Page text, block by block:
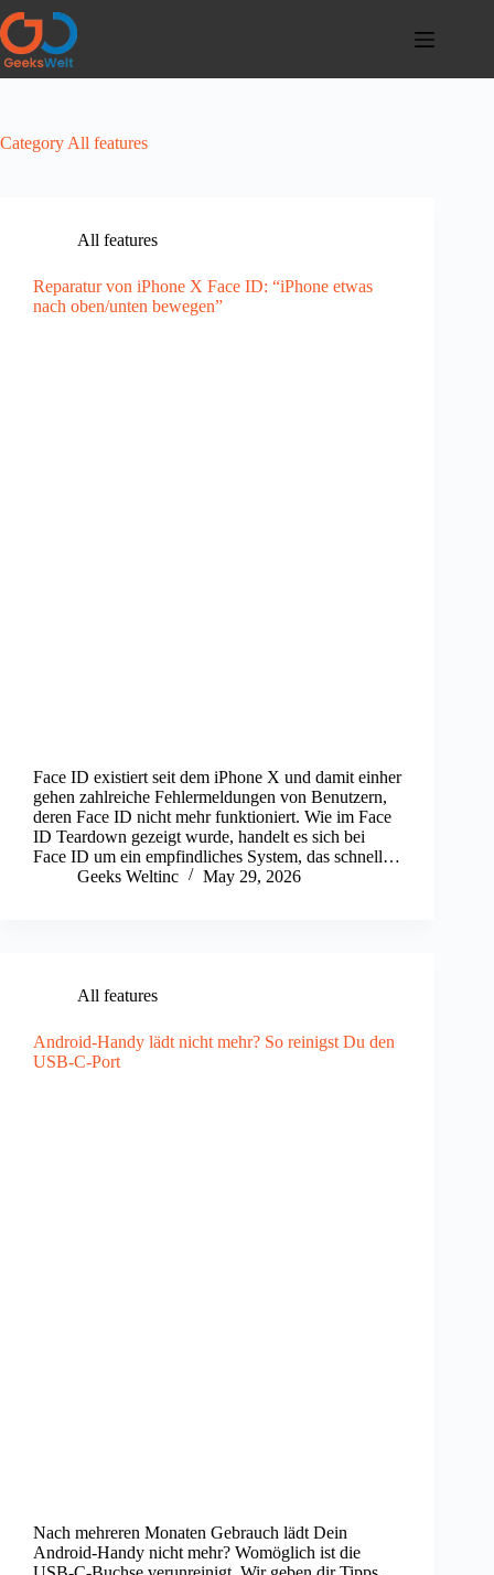
Skip
to
content
Category All features
All features
Reparatur von iPhone X Face ID: “iPhone etwas
nach oben/unten bewegen”
Face ID existiert seit dem iPhone X und damit einher
gehen zahlreiche Fehlermeldungen von Benutzern,
deren Face ID nicht mehr funktioniert. Wie im Face
ID Teardown gezeigt wurde, handelt es sich bei
Face ID um ein empfindliches System, das schnell…
Geeks Weltinc
May 29, 2026
All features
Android-Handy lädt nicht mehr? So reinigst Du den
USB-C-Port
Nach mehreren Monaten Gebrauch lädt Dein
Android-Handy nicht mehr? Womöglich ist die